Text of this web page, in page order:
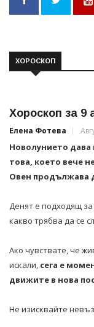
ХОРОСКОП
Хороскоп за 9
Елена Фотева
Новолунието
това, което вече
Овен продължава
Денят е подходящ
какво трябва да се
Ако чувствате, че
искали, сега е
движите в нова
Не изисквайте